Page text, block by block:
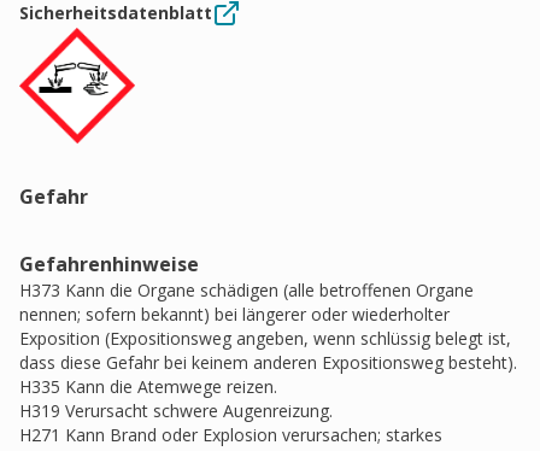
Sicherheitsdatenblatt
Gefahr
Gefahrenhinweise
H373 Kann die Organe schädigen (alle betroffenen Organe
nennen; sofern bekannt) bei längerer oder wiederholter
Exposition (Expositionsweg angeben, wenn schlüssig belegt ist,
dass diese Gefahr bei keinem anderen Expositionsweg besteht).
H335 Kann die Atemwege reizen.
H319 Verursacht schwere Augenreizung.
H271 Kann Brand oder Explosion verursachen; starkes